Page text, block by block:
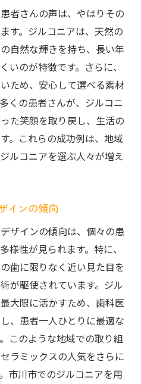
選ぶ際のポイント
の声を聞く
アを体験する理由
実用性を知る旅
を探る旅に出よう
ランスを理解する
コニアの魅力
ルコニアの新しい可能性
用性の共存
者さんの声は、やはりその
す。ジルコニアは、天然の
自然な輝きを持ち、長い年
いのが特徴です。さらに、
ため、安心して選べる素材
くの患者さんが、ジルコニ
た笑顔を取り戻し、生活の
。これらの成功例は、地域
ルコニアを選ぶ人々が増え
インの傾向
ザインの傾向は、個々の患
様性が見られます。特に、
歯に限りなく近い見た目を
が駆使されています。ジル
大限に活かすため、歯科医
、患者一人ひとりに最適な
このような地域での取り組
ラミックスの人気をさらに
市川市でのジルコニアを用